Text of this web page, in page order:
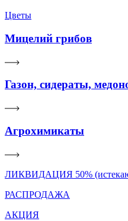
Цветы
Мицелий грибов
Газон, сидераты,
Агрохимикаты
ЛИКВИДАЦИЯ 50%
РАСПРОДАЖА
АКЦИЯ